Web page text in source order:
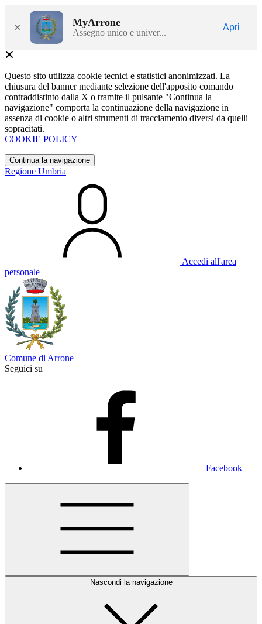
× MyArrone
Assegno unico e univer...
Apri
Questo sito utilizza cookie tecnici e statistici anonimizzati. La
chiusura del banner mediante selezione dell'apposito comando
contraddistinto dalla X o tramite il pulsante "Continua la
navigazione" comporta la continuazione della navigazione in
assenza di cookie o altri strumenti di tracciamento diversi da quelli
sopracitati.
COOKIE POLICY
Continua la navigazione
Regione Umbria
Accedi all'area
personale
Comune di Arrone
Seguici su
Facebook
Nascondi la navigazione